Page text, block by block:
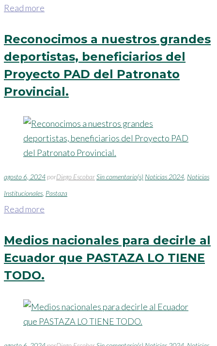
de
2024
Read more
Reconocimos a nuestros grandes
deportistas, beneficiarios del
Proyecto PAD del Patronato
Provincial.
agosto 6, 2024porDiego EscobarSin comentario(s) Noticias 2024 Noticias
Institucionales Pastaza
Read more
Medios nacionales para decirle al
Ecuador que PASTAZA LO TIENE
TODO.